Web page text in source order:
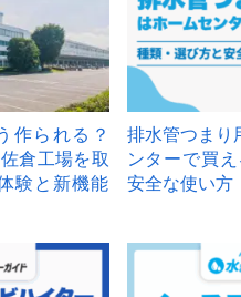
作られる？
倉工場を取
験と新機能
排水管つまり
ンターで買
安全な使い方